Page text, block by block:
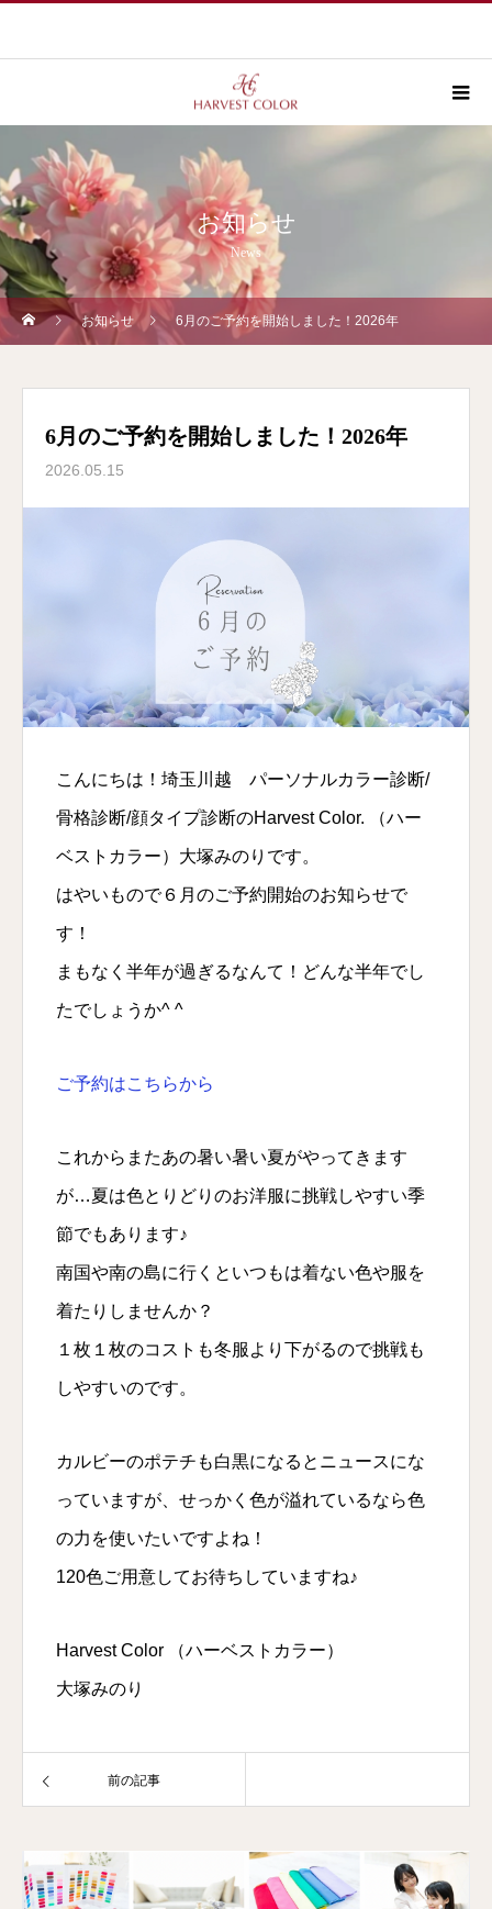
お知らせ
News
お知らせ 6月のご予約を開始しました！2026年
6月のご予約を開始しました！2026年
2026.05.15
こんにちは！埼玉川越 パーソナルカラー診断/
骨格診断/顔タイプ診断のHarvest Color. （ハー
ベストカラー）大塚みのりです。
はやいもので６月のご予約開始のお知らせで
す！
まもなく半年が過ぎるなんて！どんな半年でし
たでしょうか^ ^
ご予約はこちらから
これからまたあの暑い暑い夏がやってきます
が…夏は色とりどりのお洋服に挑戦しやすい季
節でもあります♪
南国や南の島に行くといつもは着ない色や服を
着たりしませんか？
１枚１枚のコストも冬服より下がるので挑戦も
しやすいのです。
カルビーのポテチも白黒になるとニュースにな
っていますが、せっかく色が溢れているなら色
の力を使いたいですよね！
120色ご用意してお待ちしていますね♪
Harvest Color （ハーベストカラー）
大塚みのり
前の記事